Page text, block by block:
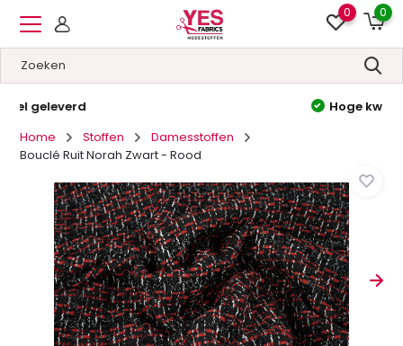
0 0
Home
Stoffen
Damesstoffen
Bouclé Ruit Norah Zwart - Rood